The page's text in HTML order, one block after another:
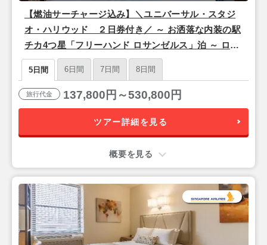
【燃油サーチャージ込み】＼ユニバーサル・スタジ
オ・ハリウッド ２日券付き／ ～ お洒落な内装の駅
チカ4つ星「フリーハンド ロサンゼルス」泊 ～ ロサ
ンゼルス 3泊5日間 【成田発／シンガポール航空利
用】
5日間 6日間 7日間 8日間
旅行代金 137,800円～530,800円
ツアー詳細を見る
概要を見る